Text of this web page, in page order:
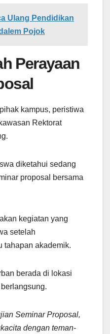
Ulang Pendidikan
Pojok
Perayaan
kampus, peristiwa
Rektorat
diketahui sedang
proposal bersama
kegiatan yang
setelah
tahapan akademik.
berada di lokasi
Seminar Proposal,
dengan teman-